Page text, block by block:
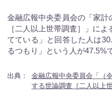
金融広報中央委員会の「家
［二人以上世帯調査］」に
てている」と回答した人は
るつもり」という人が47.5%
出典： 金融広報中央委員会「（
する世論調査［二人以上